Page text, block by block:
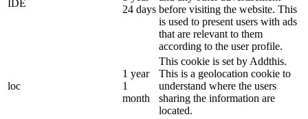
IDE
24 days before visiting the website. This
is used to present users with ads
that are relevant to them
according to the user profile.
loc
1 year
1
month
This cookie is set by Addthis.
This is a geolocation cookie to
understand where the users
sharing the information are
located.